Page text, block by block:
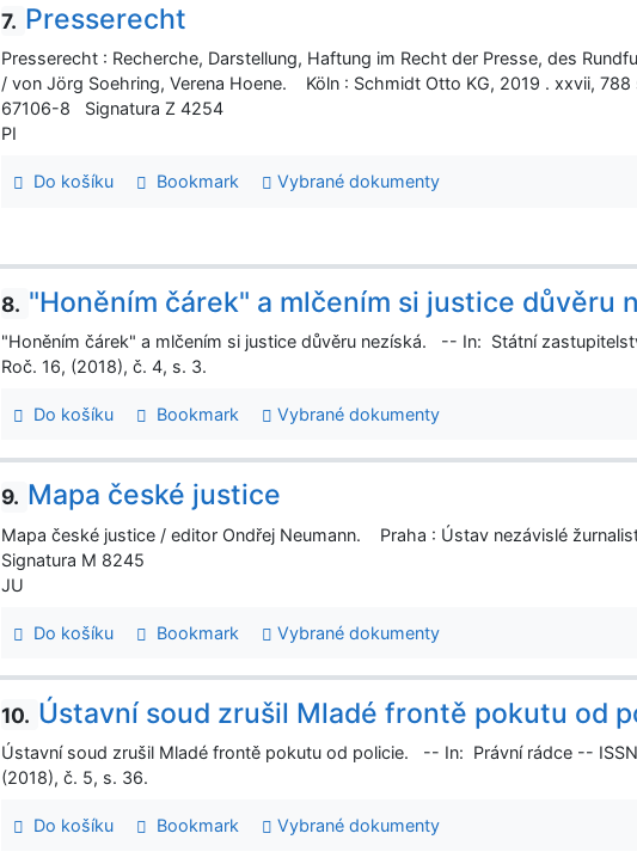
7. Presserecht
Presserecht : Recherche, Darstellung, Haftung im Recht der Presse, des
/ von Jörg Soehring, Verena Hoene. Köln : Schmidt Otto KG, 2019 . xxvii,
67106-8 Signatura Z 4254
PI
Do košíku Bookmark
Vybrané dokumenty
8. "Honěním čárek" a mlčením si justice důvěru
"Honěním čárek" a mlčením si justice důvěru nezíská. -- In: Státní
Roč. 16, (2018), č. 4, s. 3.
Do košíku Bookmark Vybrané dokumenty
9. Mapa české justice
Mapa české justice / editor Ondřej Neumann. Praha : Ústav nezávislé
Signatura M 8245
JU
Do košíku Bookmark Vybrané dokumenty
10. Ústavní soud zrušil Mladé frontě pokutu od
Ústavní soud zrušil Mladé frontě pokutu od policie. -- In: Právní rádce --
(2018), č. 5, s. 36.
Do košíku Bookmark Vybrané dokumenty